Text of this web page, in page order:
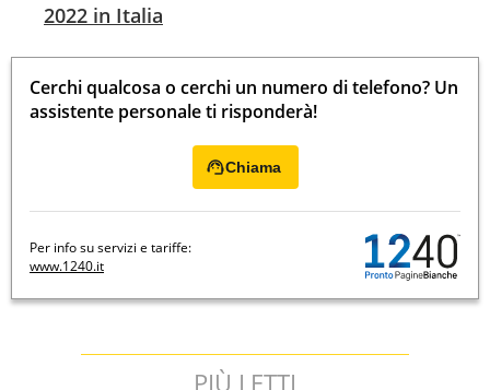
2022 in Italia
Cerchi qualcosa o cerchi un numero di telefono? Un
assistente personale ti risponderà!
Chiama
Per info su servizi e tariffe:
www.1240.it
PIÙ LETTI